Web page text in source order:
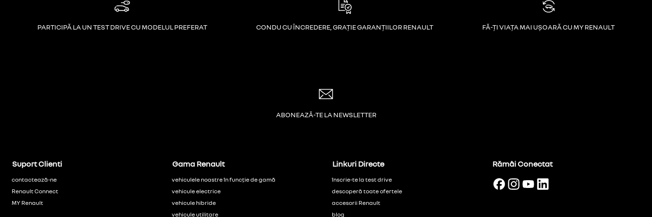
PARTICIPĂ LA UN TEST DRIVE CU MODELUL PREFERAT CONDU CU ÎNCREDERE, GRAȚIE GARANȚIILOR RENAULT FĂ-ȚI VIAȚA MAI UȘOARĂ CU MY RENAULT
ABONEAZĂ-TE LA NEWSLETTER
Suport Clienti
contactează-ne
Renault Connect
MY Renault
Gama Renault
vehiculele noastre în funcție de gamă
vehicule electrice
vehicule hibride
vehicule utilitare
Linkuri Directe
înscrie-te la test drive
descoperă toate ofertele
accesorii Renault
blog
Rămâi Conectat